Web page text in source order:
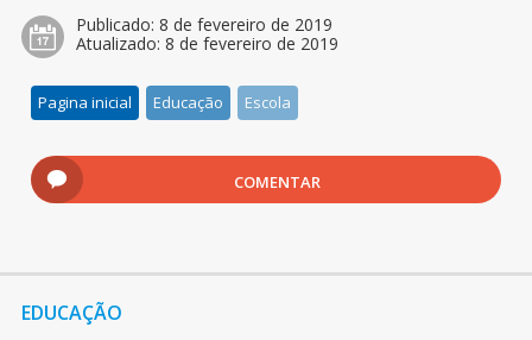
Publicado: 8 de fevereiro de 2019
Atualizado: 8 de fevereiro de 2019
Pagina inicial Educação Escola
COMENTAR
EDUCAÇÃO